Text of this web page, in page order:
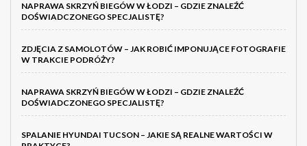
NAPRAWA SKRZYŃ BIEGÓW W ŁODZI – GDZIE ZNALEŹĆ
DOŚWIADCZONEGO SPECJALISTĘ?
ZDJĘCIA Z SAMOLOTÓW – JAK ROBIĆ IMPONUJĄCE FOTOGRAFIE
W TRAKCIE PODRÓŻY?
NAPRAWA SKRZYŃ BIEGÓW W ŁODZI – GDZIE ZNALEŹĆ
DOŚWIADCZONEGO SPECJALISTĘ?
SPALANIE HYUNDAI TUCSON – JAKIE SĄ REALNE WARTOŚCI W